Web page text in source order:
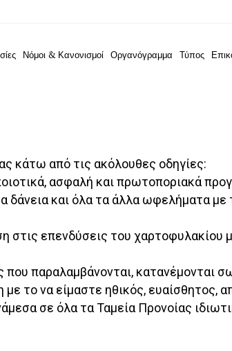
Νόμοι & Κανονισμοί Οργανόγραμμα Τύπος
κάτω από τις ακόλουθες οδηγίες:
ασφαλή και πρωτοποριακά
και όλα τα άλλα ωφελήματα με
στις επενδύσεις του χαρτοφυλακίου
που παραλαμβάνονται, κατανέμονται
το να είμαστε ηθικός, ευαίσθητος,
σε όλα τα Ταμεία Προνοίας